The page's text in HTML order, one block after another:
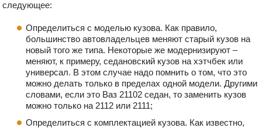
следующее:
Определиться с моделью кузова. Как правило,
большинство автовладельцев меняют старый кузов на
новый того же типа. Некоторые же модернизируют –
меняют, к примеру, седановский кузов на хэтчбек или
универсал. В этом случае надо помнить о том, что это
можно делать только в пределах одной модели. Другими
словами, если это Ваз 21102 седан, то заменить кузов
можно только на 2112 или 2111;
Определиться с комплектацией кузова. Как известно,